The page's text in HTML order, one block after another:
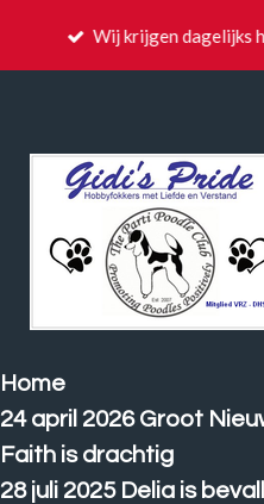
Wij krijgen dagelijks
Home
24 april 2026 Groot
Faith is drachtig
28 juli 2025 Delia is